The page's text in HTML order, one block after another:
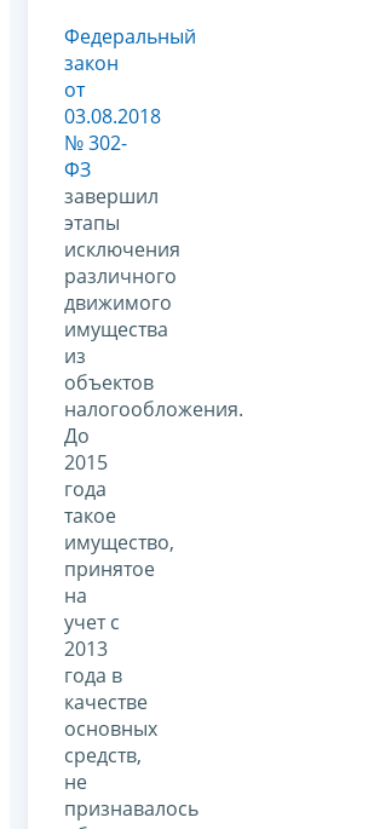
Федеральный
закон
от
03.08.2018
№ 302-
ФЗ
завершил
этапы
исключения
различного
движимого
имущества
из
объектов
налогообложения.
До
2015
года
такое
имущество,
принятое
на
учет с
2013
года в
качестве
основных
средств,
не
признавалось